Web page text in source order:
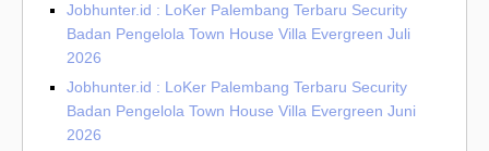
Jobhunter.id : LoKer Palembang Terbaru Security
Badan Pengelola Town House Villa Evergreen Juli
2026
Jobhunter.id : LoKer Palembang Terbaru Security
Badan Pengelola Town House Villa Evergreen Juni
2026